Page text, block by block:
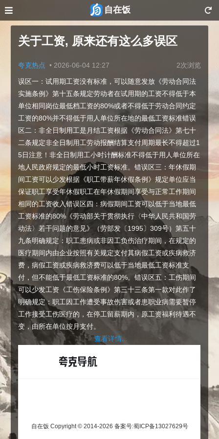
自在饭
关于工资, 原来还有这么多误区
夸克热点 • 2026-06-04 12:27 2次浏览
误区一：试用期工资没有标准，可以随意发放《劳动合同法
实施条例》第十五条规定劳动者在试用期的工资不得低于本
单位相同岗位最低档工资的80%或者不得低于劳动合同约定
工资的80%并不得低于用人单位所在地的最低工资标准错误
区二：非全日制用工是月结工资根据《劳动合同法》第七十
二条规定非全日制用工劳动报酬结算支付周期最长不得超过1
5日注意！非全日制用工小时计酬标准不得低于用人单位所在
地人民政府规定的最低小时工资标准。错误区三：年休假期
间工资可以少发根据《职工带薪年休假条例》规定单位应当
保证职工享受年休假职工在年休假期间享受与正常工作期间
相同的工资收入错误区四：病假期间工资可以低于当地最低
工资标准的80%《劳动部关于贯彻执行〈中华人民共和国劳
动法〉若干问题的意见》（劳部发〔1995〕309号）第五十
九条明确规定：职工患病或非因工负伤治疗期间，在规定的
医疗期间内由企业按照有关规定支付其病假工资或疾病救济
费，病假工资或疾病救济费可以低于当地最低工资标准支
付，但不能低于最低工资标准的80%。错误区五：工伤期间
可以少发工资《工伤保险条例》第三十三条第一款对此作了
明确规定：职工因工作遭受事故伤害或者患职业病需要暂停
工作接受工伤医疗的，在停工留薪期内，原工资福利待遇不
变，由所在单位按月支付。
查看详情...
自在饭 Copyright © 2014-2026 备案号:蜀ICP备13027629号